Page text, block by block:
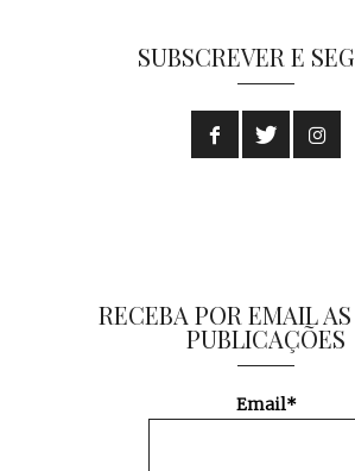
SUBSCREVER E
RECEBA POR EMAIL
PUBLICAÇÕES
Email*